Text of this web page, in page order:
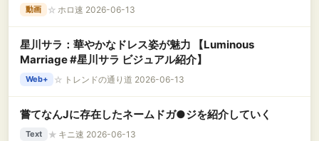
動画 ☆ ホロ速 2026-06-13
星川サラ：華やかなドレス姿が魅力 【Luminous
Marriage #星川サラ ビジュアル紹介】
Web+ ☆ トレンドの通り道 2026-06-13
嘗てなんJに存在したネームドガ●ジを紹介していく
Text ★ キニ速 2026-06-13